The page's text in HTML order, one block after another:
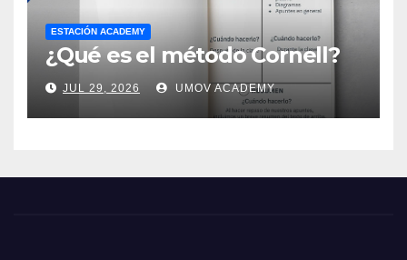
ESTACIÓN ACADEMY
¿Qué es el método Cornell?
JUL 29, 2026 UMOV ACADEMY